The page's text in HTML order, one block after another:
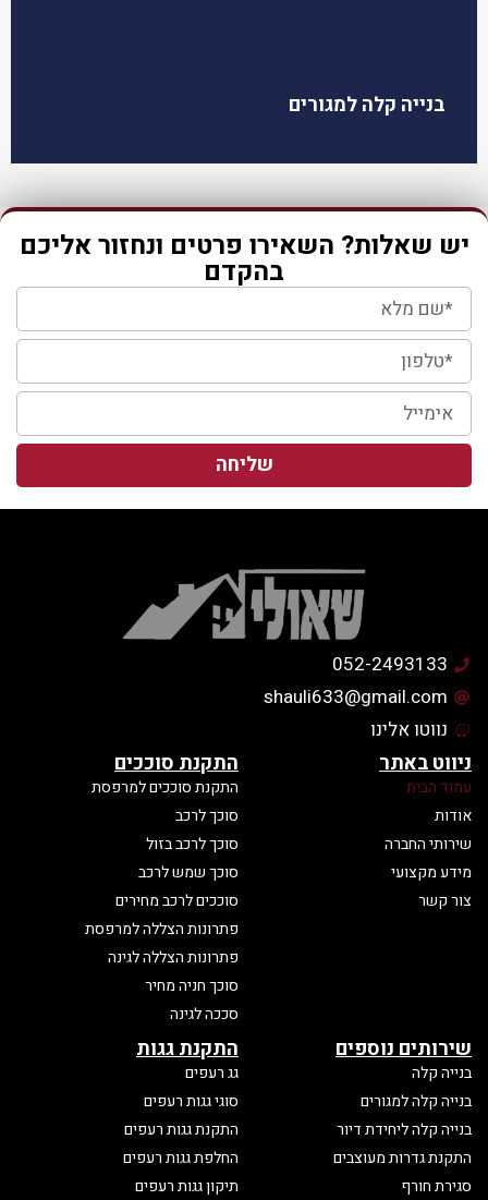
בנייה קלה למגורים
יש שאלות? השאירו פרטים ונחזור אליכם
בהקדם
שליחה
052-2493133
shauli633@gmail.com
נווטו אלינו
ניווט באתר
עמוד הבית
אודות
שירותי החברה
מידע מקצועי
צור קשר
התקנת סוככים
התקנת סוככים למרפסת
סוכך לרכב
סוכך לרכב בזול
סוכך שמש לרכב
סוככים לרכב מחירים
פתרונות הצללה למרפסת
פתרונות הצללה לגינה
סוכך חניה מחיר
סככה לגינה
שירותים נוספים
בנייה קלה
בנייה קלה למגורים
בנייה קלה ליחידת דיור
התקנת גדרות מעוצבים
סגירת חורף
התקנת גגות
גג רעפים
סוגי גגות רעפים
התקנת גגות רעפים
החלפת גגות רעפים
תיקון גגות רעפים